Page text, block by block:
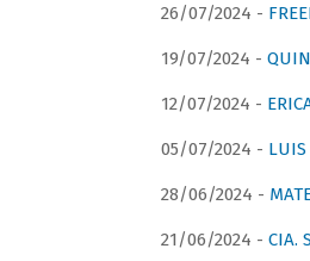
26/07/2024 -
19/07/2024 -
12/07/2024 -
05/07/2024 -
28/06/2024 -
21/06/2024 - CIA.